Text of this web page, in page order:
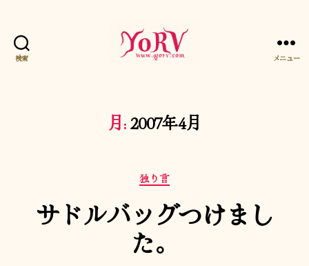
検索 メニュー
月:2007年4月
カ
テ
ゴ
リ
独り言
サドルバッグつけまし
た。